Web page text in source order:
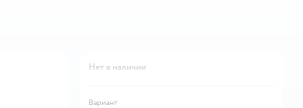
Нет в наличии
Вариант